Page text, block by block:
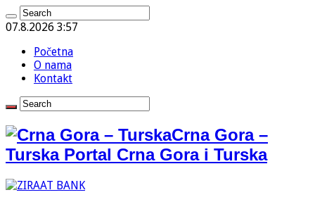
07.8.2026 3:57
Početna
O nama
Kontakt
Crna Gora –
Turska Portal Crna Gora i Turska